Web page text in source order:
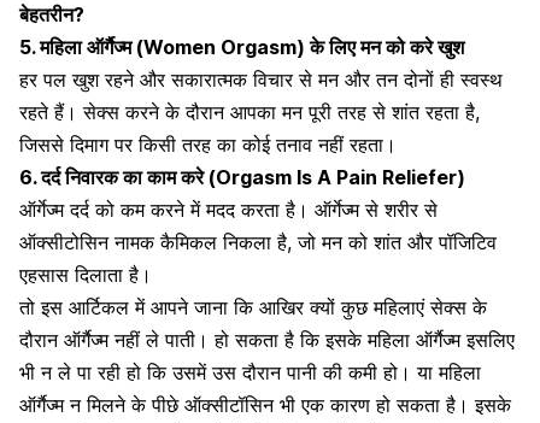
बेहतरीन?
5. महिला ऑर्गैज्म(Women Orgasm)के लिए मन को करे खुश
हर पल खुश रहने और सकारात्मक विचार से मन और तन दोनों ही स्वस्थ
रहते हैं। सेक्स करने के दौरान आपका मन पूरी तरह से शांत रहता है,
जिससे दिमाग पर किसी तरह का कोई तनाव नहीं रहता।
6. दर्द निवारक का काम करे (Orgasm Is A Pain Reliefer)
ऑर्गेज्‍म दर्द को कम करने में मदद करता है। ऑर्गेज्म से शरीर से
ऑक्‍सीटोसिन नामक कैमिकल निकला है, जो मन को शांत और पॉजिटिव
एहसास दिलाता है।
तो इस आर्टिकल में आपने जाना कि आखिर क्यों कुछ महिलाएं सेक्स के
दौरान ऑर्गैज्म नहीं ले पाती। हो सकता है कि इसके महिला ऑर्गैज्म इसलिए
भी न ले पा रही हो कि उसमें उस दौरान पानी की कमी हो। या महिला
ऑर्गैज्म न मिलने के पीछे ऑक्सीटॉसिन भी एक कारण हो सकता है। इसके